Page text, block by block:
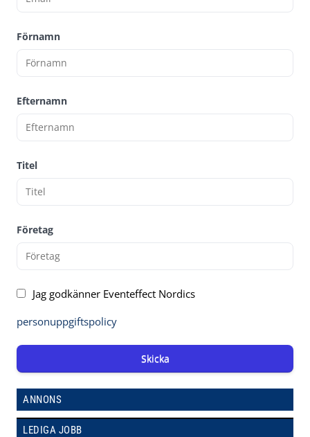
Förnamn
Efternamn
Titel
Företag
Jag godkänner Eventeffect Nordics
personuppgiftspolicy
Skicka
ANNONS
LEDIGA JOBB